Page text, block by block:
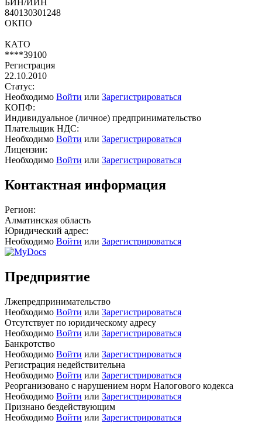
БИН/ИИН
840130301248
ОКПО
КАТО
****39100
Регистрация
22.10.2010
Статус:
Необходимо Войти или Зарегистрироваться
КОПФ:
Индивидуальное (личное) предпринимательство
Плательщик НДС:
Необходимо Войти или Зарегистрироваться
Лицензии:
Необходимо Войти или Зарегистрироваться
Контактная информация
Регион:
Алматинская область
Юридический адрес:
Необходимо Войти или Зарегистрироваться
Предприятие
Лжепредпринимательство
Необходимо Войти или Зарегистрироваться
Отсутствует по юридическому адресу
Необходимо Войти или Зарегистрироваться
Банкротство
Необходимо Войти или Зарегистрироваться
Регистрация недействительна
Необходимо Войти или Зарегистрироваться
Реорганизовано с нарушением норм Налогового кодекса
Необходимо Войти или Зарегистрироваться
Признано бездействующим
Необходимо Войти или Зарегистрироваться